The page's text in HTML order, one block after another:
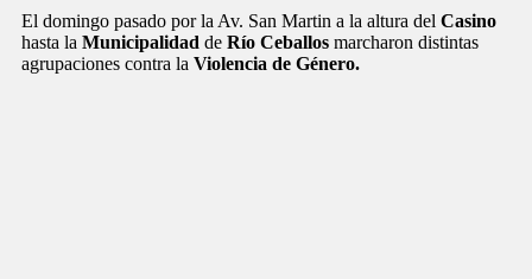
El domingo pasado por la Av. San Martin a la altura del Casino
hasta la Municipalidadde Río Ceballosmarcharon distintas
agrupaciones contra la Violencia de Género.